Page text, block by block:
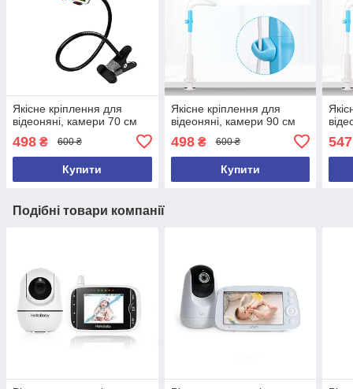
Якісне кріплення для
відеоняні, камери 70 см
498 ₴ 600 ₴
Купити
Якісне кріплення для
відеоняні, камери 90 см
498₴ 600 ₴
Купити
Подібні товари компанії